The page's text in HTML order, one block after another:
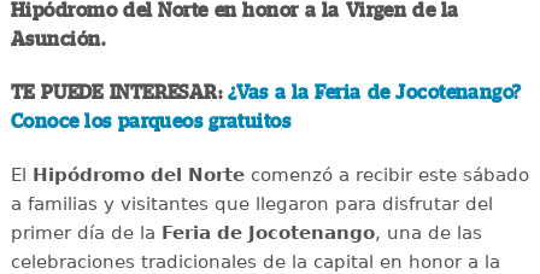
Hipódromo del Norte en honor a la Virgen de la
Asunción.
TE PUEDE INTERESAR:¿Vas a la Feria de Jocotenango?
Conoce los parqueos gratuitos
El Hipódromo del Nortecomenzó a recibir este sábado
a familias y visitantes que llegaron para disfrutar del
primer día de la Feria de Jocotenango, una de las
celebraciones tradicionales de la capital en honor a la